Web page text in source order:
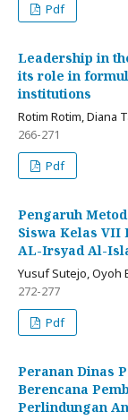
Pdf
Leadership in
its role in
institutions
Rotim Rotim, Diana
266-271
Pdf
Pengaruh
Siswa Kelas VII
AL-Irsyad Al-
Yusuf Sutejo, Oyoh
272-277
Pdf
Peranan Dinas
Berencana
Perlindungan